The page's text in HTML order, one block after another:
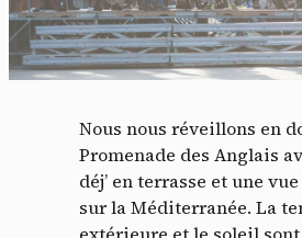
Nous nous réveillons en
Promenade des Anglais
déj’ en terrasse et une
sur la Méditerranée. La